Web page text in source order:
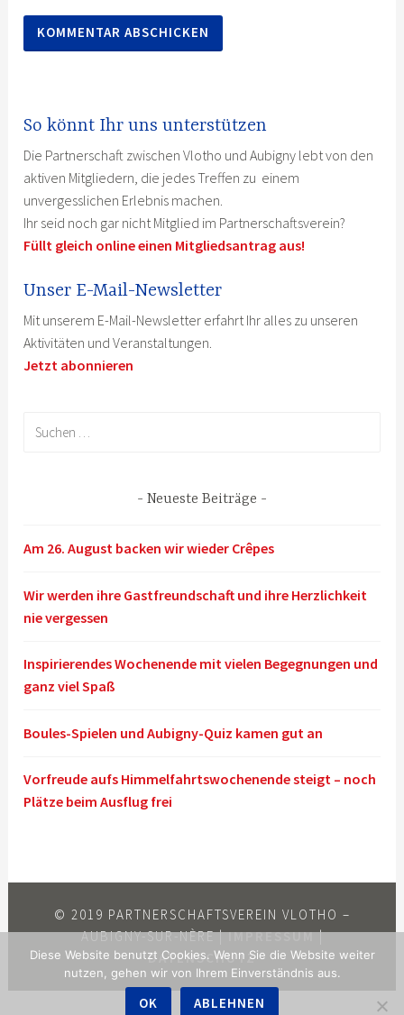
So könnt Ihr uns unterstützen
Die Partnerschaft zwischen Vlotho und Aubigny lebt von den
aktiven Mitgliedern, die jedes Treffen zu einem
unvergesslichen Erlebnis machen.
Ihr seid noch gar nicht Mitglied im Partnerschaftsverein?
Füllt gleich online einen Mitgliedsantrag aus!
Unser E-Mail-Newsletter
Mit unserem E-Mail-Newsletter erfahrt Ihr alles zu unseren
Aktivitäten und Veranstaltungen.
Jetzt abonnieren
Neueste Beiträge
Am 26. August backen wir wieder Crêpes
Wir werden ihre Gastfreundschaft und ihre Herzlichkeit
nie vergessen
Inspirierendes Wochenende mit vielen Begegnungen und
ganz viel Spaß
Boules-Spielen und Aubigny-Quiz kamen gut an
Vorfreude aufs Himmelfahrtswochenende steigt – noch
Plätze beim Ausflug frei
© 2019 PARTNERSCHAFTSVEREIN VLOTHO –
AUBIGNY-SUR-NÈRE |IMPRESSUM|
DATENSCHUTZ
Diese Website benutzt Cookies. Wenn Sie die Website weiter
nutzen, gehen wir von Ihrem Einverständnis aus.
OK ABLEHNEN